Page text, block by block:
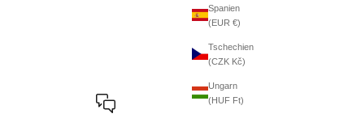
Spanien
(EUR €)
Tschechien
(CZK Kč)
Ungarn
(HUF Ft)